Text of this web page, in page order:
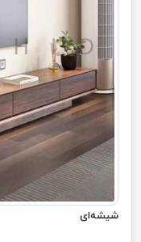
شیشه‌ای